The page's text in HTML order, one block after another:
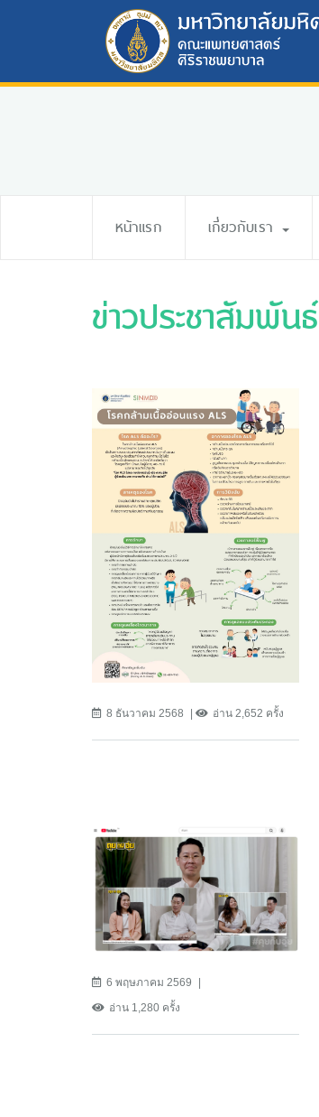
หน้าแรก เกี่ยวกับเรา
ข่าวประชาสัมพันธ์
8 ธันวาคม 2568 อ่าน 2,652 ครั้ง
6 พฤษภาคม 2569
อ่าน 1,280 ครั้ง